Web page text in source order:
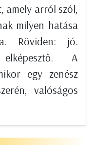
amely arról szól,
milyen hatása
Röviden: jó.
A
egy zenész
valóságos